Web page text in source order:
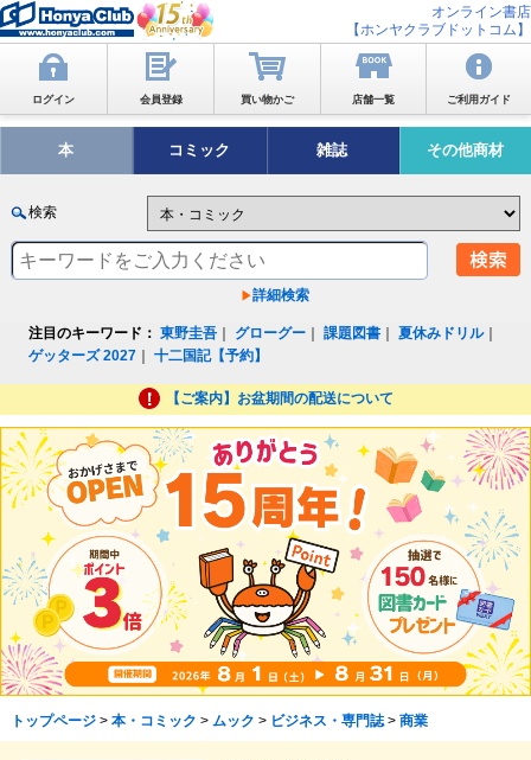
オンライン書店
【ホンヤクラブドットコム】
ログイン 会員登録 買い物かご 店舗一覧 ご利用ガイド
本 コミック 雑誌 その他商材
検索
詳細検索
注目のキーワード： 東野圭吾 グローグー ｜課題図書 ｜夏休みドリル｜
ゲッターズ 2027 ｜十二国記【予約】
【ご案内】お盆期間の配送について
トップページ> 本・コミック > ムック > ビジネス・専門誌> 商業